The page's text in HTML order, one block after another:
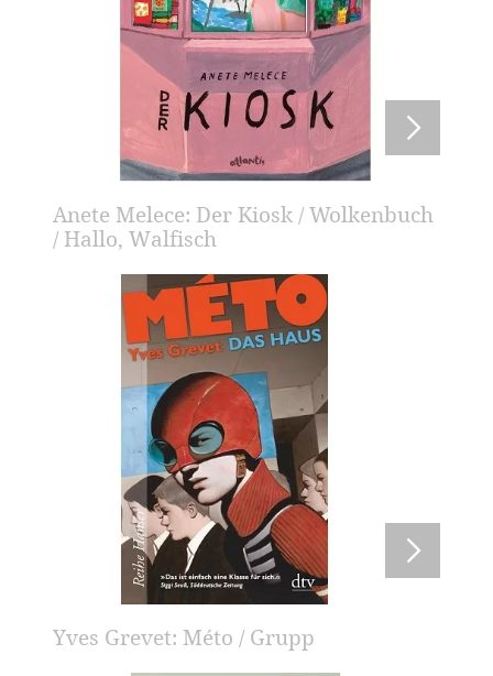
Anete Melece: Der Kiosk / Wolkenbuch
/ Hallo, Walfisch
Yves Grevet: Méto / Grupp